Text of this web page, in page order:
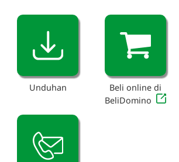
Unduhan
Beli online di
BeliDomino